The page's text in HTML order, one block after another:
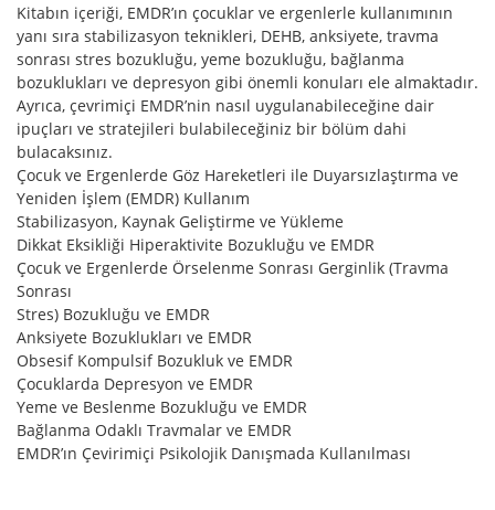
Kitabın içeriği, EMDR’ın çocuklar ve ergenlerle kullanımının
yanı sıra stabilizasyon teknikleri, DEHB, anksiyete, travma
sonrası stres bozukluğu, yeme bozukluğu, bağlanma
bozuklukları ve depresyon gibi önemli konuları ele almaktadır.
Ayrıca, çevrimiçi EMDR’nin nasıl uygulanabileceğine dair
ipuçları ve stratejileri bulabileceğiniz bir bölüm dahi
bulacaksınız.
Çocuk ve Ergenlerde Göz Hareketleri ile Duyarsızlaştırma ve
Yeniden İşlem (EMDR) Kullanım
Stabilizasyon, Kaynak Geliştirme ve Yükleme
Dikkat Eksikliği Hiperaktivite Bozukluğu ve EMDR
Çocuk ve Ergenlerde Örselenme Sonrası Gerginlik (Travma
Sonrası
Stres) Bozukluğu ve EMDR
Anksiyete Bozuklukları ve EMDR
Obsesif Kompulsif Bozukluk ve EMDR
Çocuklarda Depresyon ve EMDR
Yeme ve Beslenme Bozukluğu ve EMDR
Bağlanma Odaklı Travmalar ve EMDR
EMDR’ın Çevirimiçi Psikolojik Danışmada Kullanılması